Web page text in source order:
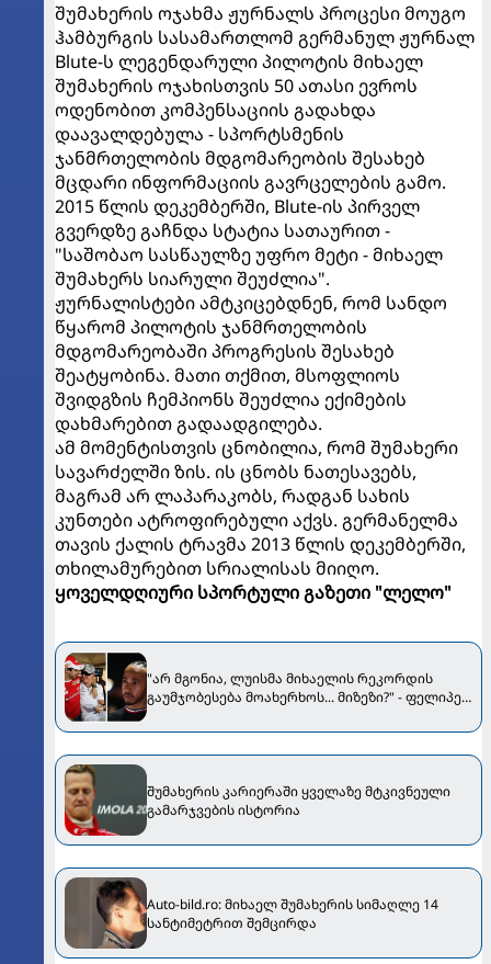
შუმახერის ოჯახმა ჟურნალს პროცესი მოუგო
ჰამბურგის სასამართლომ გერმანულ ჟურნალ
Blute-ს ლეგენდარული პილოტის მიხაელ
შუმახერის ოჯახისთვის 50 ათასი ევროს
ოდენობით კომპენსაციის გადახდა
დაავალდებულა - სპორტსმენის
ჯანმრთელობის მდგომარეობის შესახებ
მცდარი ინფორმაციის გავრცელების გამო.
2015 წლის დეკემბერში, Blute-ის პირველ
გვერდზე გაჩნდა სტატია სათაურით -
"საშობაო სასწაულზე უფრო მეტი - მიხაელ
შუმახერს სიარული შეუძლია".
ჟურნალისტები ამტკიცებდნენ, რომ სანდო
წყარომ პილოტის ჯანმრთელობის
მდგომარეობაში პროგრესის შესახებ
შეატყობინა. მათი თქმით, მსოფლიოს
შვიდგზის ჩემპიონს შეუძლია ექიმების
დახმარებით გადაადგილება.
ამ მომენტისთვის ცნობილია, რომ შუმახერი
სავარძელში ზის. ის ცნობს ნათესავებს,
მაგრამ არ ლაპარაკობს, რადგან სახის
კუნთები ატროფირებული აქვს. გერმანელმა
თავის ქალის ტრავმა 2013 წლის დეკემბერში,
თხილამურებით სრიალისას მიიღო.
ყოველდღიური სპორტული გაზეთი "ლელო"
"არ მგონია, ლუისმა მიხაელის რეკორდის
გაუმჯობესება მოახერხოს... მიზეზი?" - ფელიპე
შუმახერის კარიერაში ყველაზე მტკივნეული
გამარჯვების ისტორია
Auto-bild.ro: მიხაელ შუმახერის სიმაღლე 14
სანტიმეტრით შემცირდა